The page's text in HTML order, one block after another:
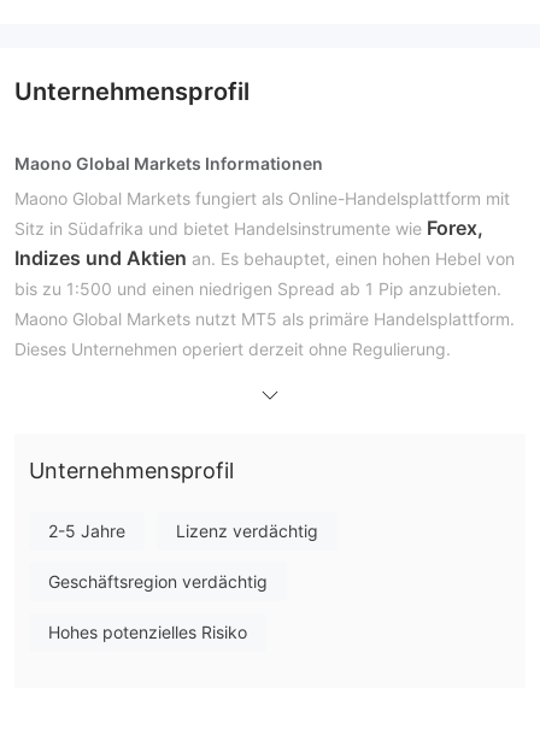
Unternehmensprofil
Maono Global Markets Informationen
Maono Global Markets fungiert als Online-Handelsplattform mit
Sitz in Südafrika und bietet Handelsinstrumente wie Forex,
Indizes und Aktien an. Es behauptet, einen hohen Hebel von
bis zu 1:500 und einen niedrigen Spread ab 1 Pip anzubieten.
Maono Global Markets nutzt MT5 als primäre Handelsplattform.
Dieses Unternehmen operiert derzeit ohne Regulierung.
Ist Maono Global Markets seriös?
reguliert. Händler sollten vorsichtig sein, wenn sie an
Was kann ich auf Maono Global Markets handeln?
Die handelbaren Produkte von Maono Global Markets umfassen
Unternehmensprofil
2-5 Jahre Lizenz verdächtig
Geschäftsregion verdächtig
Hohes potenzielles Risiko